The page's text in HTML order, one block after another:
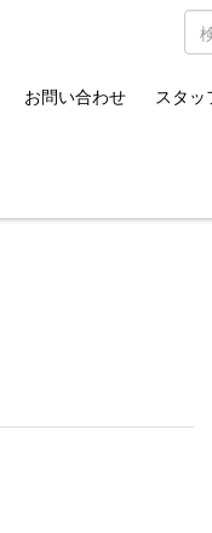
索:
お問い合わせ スタッ